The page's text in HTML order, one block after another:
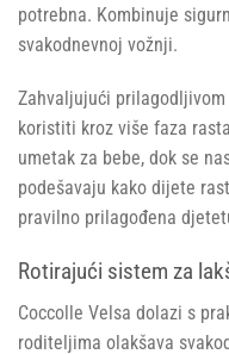
potrebna. Kombinuje
svakodnevnoj vožnji.
Zahvaljujući
koristiti kroz više faza
umetak za bebe, dok se
podešavaju kako dijete
pravilno prilagođena
Rotirajući sistem za
Coccolle Velsa dolazi s
roditeljima olakšava